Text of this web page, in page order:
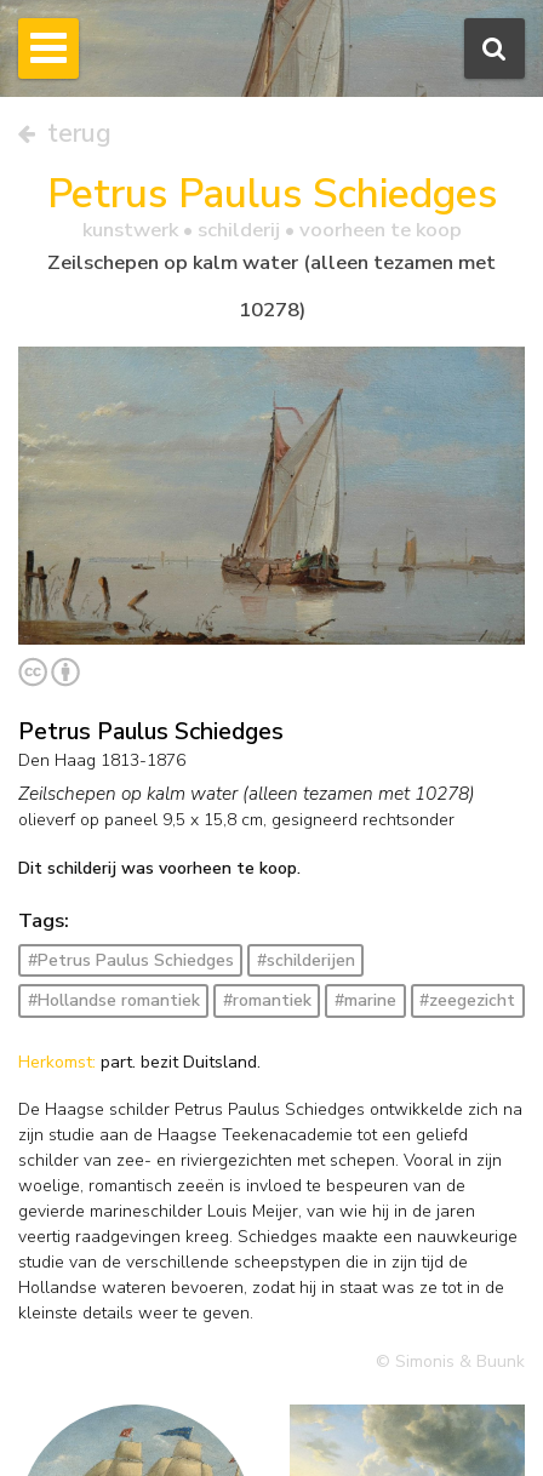
terug
Petrus Paulus Schiedges
kunstwerk • schilderij • voorheen te koop
Zeilschepen op kalm water (alleen tezamen met
10278)
Petrus Paulus Schiedges
Den Haag 1813-1876
Zeilschepen op kalm water (alleen tezamen met 10278)
olieverf op paneel 9,5 x 15,8 cm, gesigneerd rechtsonder
Dit schilderij was voorheen te koop.
Tags:
#Petrus Paulus Schiedges
#schilderijen
#Hollandse romantiek
#romantiek #marine #zeegezicht
Herkomst: part. bezit Duitsland.
De Haagse schilder Petrus Paulus Schiedges ontwikkelde zich na
zijn studie aan de Haagse Teekenacademie tot een geliefd
schilder van zee- en riviergezichten met schepen. Vooral in zijn
woelige, romantisch zeeën is invloed te bespeuren van de
gevierde marineschilder Louis Meijer, van wie hij in de jaren
veertig raadgevingen kreeg. Schiedges maakte een nauwkeurige
studie van de verschillende scheepstypen die in zijn tijd de
Hollandse wateren bevoeren, zodat hij in staat was ze tot in de
kleinste details weer te geven.
© Simonis & Buunk